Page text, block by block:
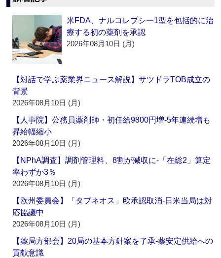
米FDA、ナルコレプシー1型を包括的に治
療する初の薬剤を承認
2026年08月10日 (月)
【対話で学ぶ薬業界ニュース解説】サツドラTOB成立の
背景
2026年08月10日 (月)
【人事院】公務員薬剤師・初任給9800円増‐5年連続増も
昇給幅縮小
2026年08月10日 (月)
【NPhA調査】調剤管理料、8割が減収に‐「在総2」算定
率わずか3％
2026年08月10日 (月)
【欧州委員会】「タブネオス」欧承認取消‐日米当局は対
応協議中
2026年08月10日 (月)
【薬局方部会】20局の基本方針案を了承‐薬安定供給への
貢献意識